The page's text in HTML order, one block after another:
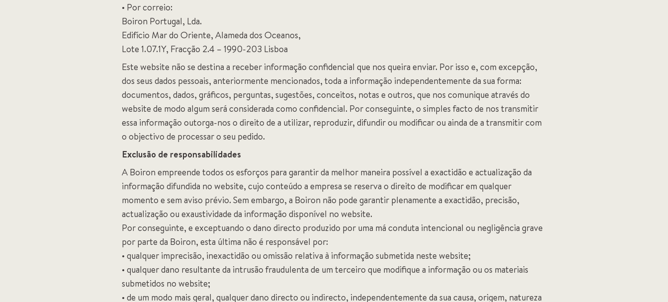
• Por correio:
Boiron Portugal, Lda.
Edifício Mar do Oriente, Alameda dos Oceanos,
Lote 1.07.1Y, Fracção 2.4 – 1990-203 Lisboa
Este website não se destina a receber informação confidencial que nos queira enviar. Por isso e, com excepção,
dos seus dados pessoais, anteriormente mencionados, toda a informação independentemente da sua forma:
documentos, dados, gráficos, perguntas, sugestões, conceitos, notas e outros, que nos comunique através do
website de modo algum será considerada como confidencial. Por conseguinte, o simples facto de nos transmitir
essa informação outorga-nos o direito de a utilizar, reproduzir, difundir ou modificar ou ainda de a transmitir com
o objectivo de processar o seu pedido.
Exclusão de responsabilidades
A Boiron empreende todos os esforços para garantir da melhor maneira possível a exactidão e actualização da
informação difundida no website, cujo conteúdo a empresa se reserva o direito de modificar em qualquer
momento e sem aviso prévio. Sem embargo, a Boiron não pode garantir plenamente a exactidão, precisão,
actualização ou exaustividade da informação disponível no website.
Por conseguinte, e exceptuando o dano directo produzido por uma má conduta intencional ou negligência grave
por parte da Boiron, esta última não é responsável por:
• qualquer imprecisão, inexactidão ou omissão relativa à informação submetida neste website;
• qualquer dano resultante da intrusão fraudulenta de um terceiro que modifique a informação ou os materiais
submetidos no website;
• de um modo mais geral, qualquer dano directo ou indirecto, independentemente da sua causa, origem, natureza